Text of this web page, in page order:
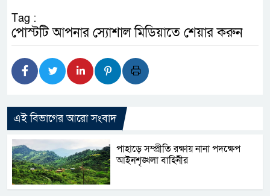
Tag :
পোস্টটি আপনার স্যোশাল মিডিয়াতে শেয়ার করুন
এই বিভাগের আরো সংবাদ
পাহাড়ে সম্প্রীতি রক্ষায় নানা পদক্ষেপ
আইনশৃঙ্খলা বাহিনীর